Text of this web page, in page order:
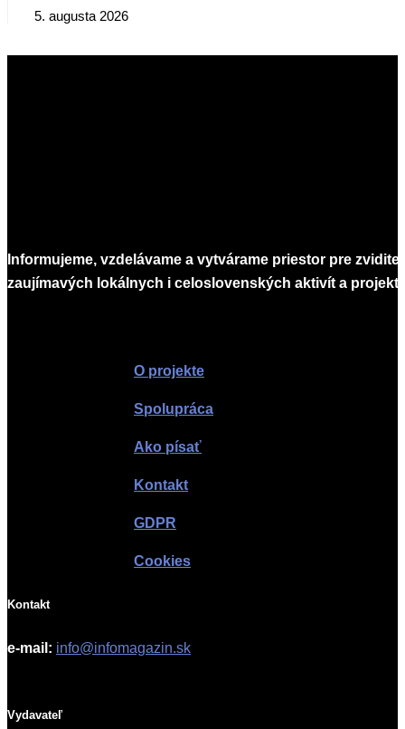
5. augusta 2026
Informujeme, vzdelávame a vytvárame priestor pre
zaujímavých lokálnych i celoslovenských aktivít a
O projekte
Spolupráca
Ako písať
Kontakt
GDPR
Cookies
Kontakt
e-mail: info@infomagazin.sk
Vydavateľ